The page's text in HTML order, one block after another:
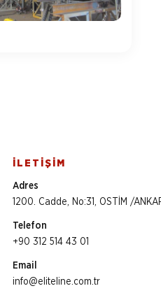
İLETİŞİM
Adres
1200. Cadde, No:31, OSTİM /
Telefon
+90 312 514 43 01
Email
info@eliteline.com.tr